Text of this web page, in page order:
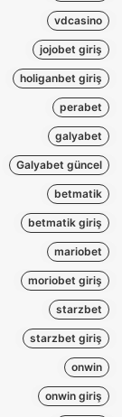
vdcasino
jojobet giriş
holiganbet giriş
perabet
galyabet
Galyabet güncel
betmatik
betmatik giriş
mariobet
moriobet giriş
starzbet
starzbet giriş
onwin
onwin giriş